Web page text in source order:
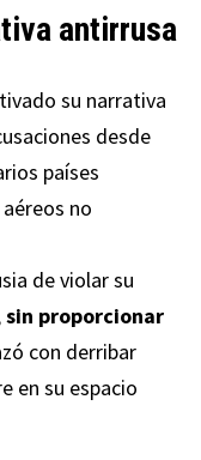
antirrusa
su narrativa
desde
países
no
de violar su
sin proporcionar
con derribar
en su espacio